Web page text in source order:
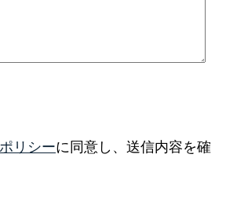
リシーに同意し、送信内容を確